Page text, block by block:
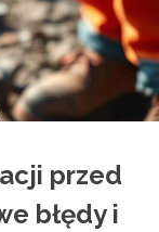
przed
błędy i